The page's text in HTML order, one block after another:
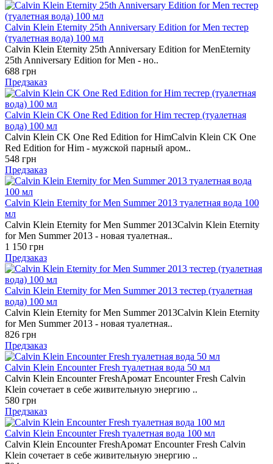
Calvin Klein Eternity 25th Anniversary Edition for Men тестер
(туалетная вода) 100 мл
Calvin Klein Eternity 25th Anniversary Edition for MenEternity
25th Anniversary Edition for Men - но..
688 грн
Предзаказ
Calvin Klein CK One Red Edition for Him тестер (туалетная
вода) 100 мл
Calvin Klein CK One Red Edition for HimCalvin Klein CK One
Red Edition for Him - мужской парный аром..
548 грн
Предзаказ
Calvin Klein Eternity for Men Summer 2013 туалетная вода 100
мл
Calvin Klein Eternity for Men Summer 2013Calvin Klein Eternity
for Men Summer 2013 - новая туалетная..
1 150 грн
Предзаказ
Calvin Klein Eternity for Men Summer 2013 тестер (туалетная
вода) 100 мл
Calvin Klein Eternity for Men Summer 2013Calvin Klein Eternity
for Men Summer 2013 - новая туалетная..
826 грн
Предзаказ
Calvin Klein Encounter Fresh туалетная вода 50 мл
Calvin Klein Encounter FreshАромат Encounter Fresh Calvin
Klein сочетает в себе живительную энергию ..
580 грн
Предзаказ
Calvin Klein Encounter Fresh туалетная вода 100 мл
Calvin Klein Encounter FreshАромат Encounter Fresh Calvin
Klein сочетает в себе живительную энергию ..